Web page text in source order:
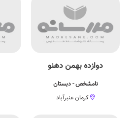
دوازده بهمن دهنو
نامشخص - دبستان
کرمان عنبرآباد